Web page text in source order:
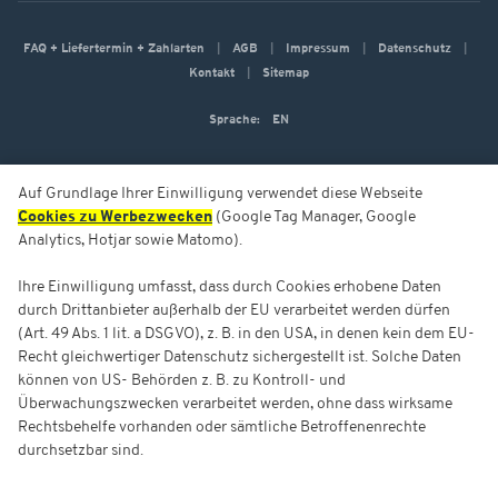
FAQ + Liefertermin + Zahlarten AGB Impressum
Datenschutz
Kontakt
Sitemap
Sprache: EN
Auf Grundlage Ihrer Einwilligung verwendet diese Webseite
Cookies zu Werbezwecken (Google Tag Manager, Google
Analytics, Hotjar sowie Matomo).
Ihre Einwilligung umfasst, dass durch Cookies erhobene Daten
durch Drittanbieter außerhalb der EU verarbeitet werden dürfen
(Art. 49 Abs. 1 lit. a DSGVO), z. B. in den USA, in denen kein dem EU-
Recht gleichwertiger Datenschutz sichergestellt ist. Solche Daten
können von US- Behörden z. B. zu Kontroll- und
Überwachungszwecken verarbeitet werden, ohne dass wirksame
Rechtsbehelfe vorhanden oder sämtliche Betroffenenrechte
durchsetzbar sind.